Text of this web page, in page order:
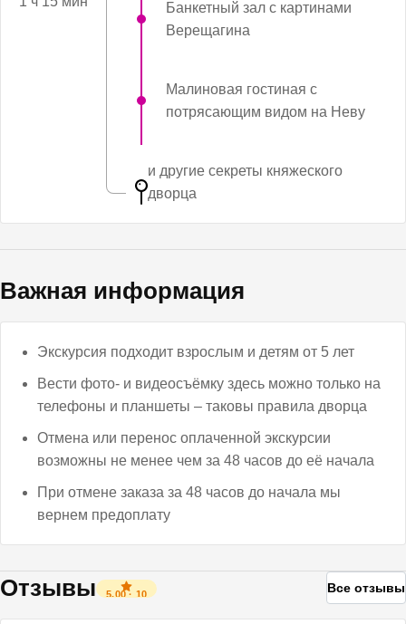
Банкетный зал с картинами
Верещагина
Малиновая гостиная с
потрясающим видом на Неву
и другие секреты княжеского
дворца
Важная информация
Экскурсия подходит взрослым и детям от 5 лет
Вести фото- и видеосъёмку здесь можно только на
телефоны и планшеты – таковы правила дворца
Отмена или перенос оплаченной экскурсии
возможны не менее чем за 48 часов до её начала
При отмене заказа за 48 часов до начала мы
вернем предоплату
Отзывы 5.00· 10 Все отзывы